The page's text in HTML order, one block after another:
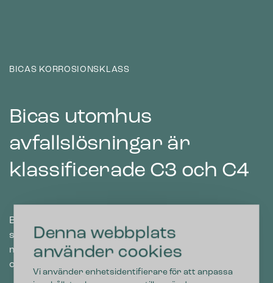
Denna webbplats
använder cookies
Vi använder enhetsidentifierare för att anpassa
BICAS KORROSIONSKLASS
Bicas utomhus
avfallslösningar är
klassificerade C3 och C4
Bicas utomhus avfallsbehållare är alla tillverkade i
stål. Detta material är starkt och har lång livslängd,
men som beskrivet ovan kan stålkonstruktioner i
olika miljöer rosta.